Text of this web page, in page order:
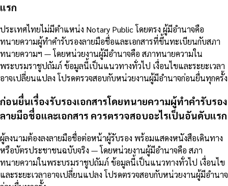
แรก
ประเทศไทยไม่มีตำแหน่ง Notary Public โดยตรง ผู้มีอำนาจคือ
ทนายความผู้ทำคำรับรองลายมือชื่อและเอกสารที่ขึ้นทะเบียนกับสภา
ทนายความฯ — โดยหน่วยงานผู้มีอำนาจคือ สภาทนายความใน
พระบรมราชูปถัมภ์ ข้อมูลนี้เป็นแนวทางทั่วไป เงื่อนไขและระยะเวลา
อาจเปลี่ยนแปลง โปรดตรวจสอบกับหน่วยงานผู้มีอำนาจก่อนยื่นทุกครั้ง
ก่อนยื่นเรื่องรับรองเอกสารโดยทนายความผู้ทำคำรับรอง
ลายมือชื่อและเอกสาร ควรตรวจสอบอะไรเป็นอันดับแรก
ผู้ลงนามต้องลงลายมือชื่อต่อหน้าผู้รับรอง พร้อมแสดงหนังสือเดินทาง
หรือบัตรประชาชนฉบับจริง — โดยหน่วยงานผู้มีอำนาจคือ สภา
ทนายความในพระบรมราชูปถัมภ์ ข้อมูลนี้เป็นแนวทางทั่วไป เงื่อนไข
และระยะเวลาอาจเปลี่ยนแปลง โปรดตรวจสอบกับหน่วยงานผู้มีอำนาจ